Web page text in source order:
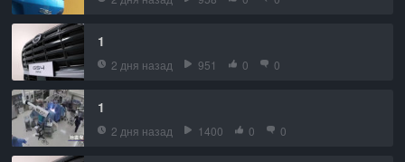
1
2 дня назад 951 0 0
1
2 дня назад 1400 0 0